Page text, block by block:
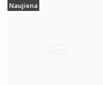
Naujiena